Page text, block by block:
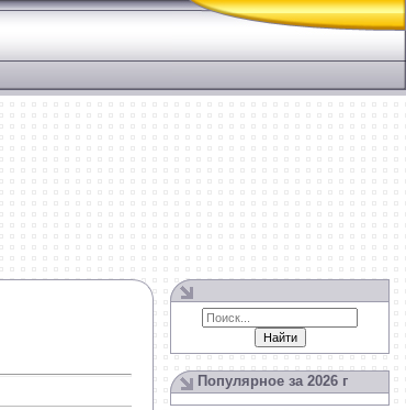
Популярное за 2026 г